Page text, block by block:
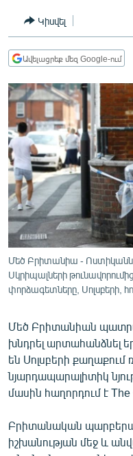
ՊԱՏԵՐԱԶՄԻ 6
ՏԱՐԱԾԱՇՐՋԱՆ
ՄԻՋԱԶԳԱՅԻՆ
ՄՇԱԿՈՒՅԹ
ՍՊՈՐՏ
ՄԵԿՆԱԲԱՆՈՒԹՅՈՒՆ
ՏՏ ԵՒ ԻՆՏԵՐՆԵՏ
ԿՈՐՈՆԱՎԻՐՈՒՍ
ԱՐԽԻՎ
ՏԵՍԱՆՅՈՒԹԵՐ
ՁԳՏԵԼՈՎ
ՓՈԴՔԱՍԹ
Հայերեն
Русский
Կիսվել
Ավելացրեք մեզ Google-ում
Մեծ Բրիտանիա -
Սկրիպալների
փորձագետները, Սոլսբերի,
Մեծ Բրիտանիան
խնդրել արտահանձնել
են Սոլսբերի քաղաքում
նյարդապարալիտիկ
մասին հաղորդում է The
Բրիտանական
իշխանության մեջ և